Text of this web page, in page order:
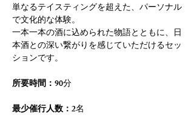
単なるテイスティングを超えた、パーソナル
で文化的な体験。
一本一本の酒に込められた物語とともに、日
本酒との深い繋がりを感じていただけるセッ
ションです。
所要時間： 90分
最少催行人数： 2名